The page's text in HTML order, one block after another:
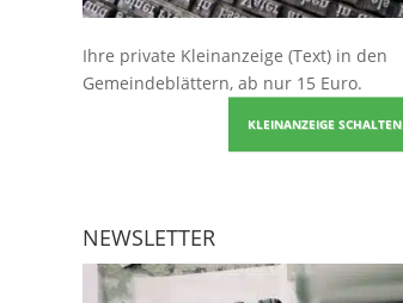
Ihre private Kleinanzeige (Text) in den
Gemeindeblättern, ab nur 15 Euro.
KLEINANZEIGE SCHALTEN
NEWSLETTER